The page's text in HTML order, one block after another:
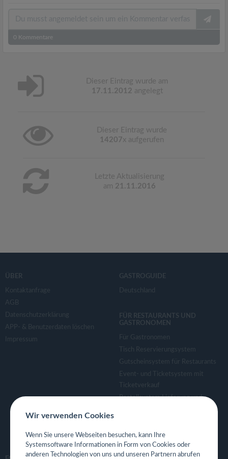
0 Kommentare
Dieser Eintrag wurde am
17.11.2012 angelegt
Dieser Eintrag wurde
14207x aufgerufen
Letzte Aktualisierung
am 21.11.2016
ÜBER
Kontaktanfrage
AGB
Datenschutzerklärung
APP- & Benutzerdaten löschen
Impressum
GASTROGUIDE
Deutschland
FÜR RESTAURANTS UND
GASTRONOMEN
Für Gastronomen
Tisch Reservierungsystem
Gutscheinsystem für Restaurants
Event- und Ticketsystem mit
Ticketverkauf
Bestellsystem Lieferung und
Eigene App für Restaurant
Wir verwenden Cookies
Wenn Sie unsere Webseiten besuchen, kann Ihre
Systemsoftware Informationen in Form von Cookies oder
anderen Technologien von uns und unseren Partnern abrufen